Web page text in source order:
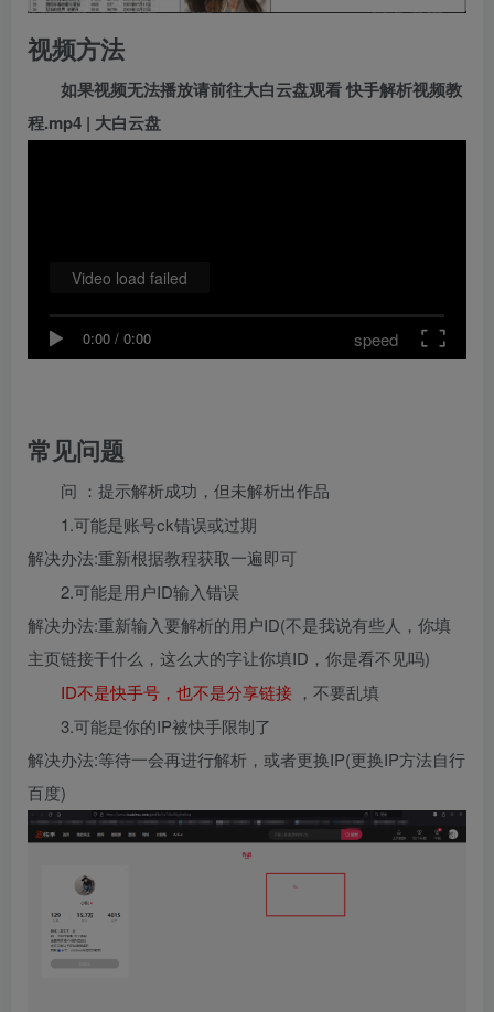
视频方法
如果视频无法播放请前往大白云盘观看快手解析视频教
程.mp4 | 大白云盘
0:00 / 0:00 speed
Video load failed
常见问题
问 ：提示解析成功，但未解析出作品
1.可能是账号ck错误或过期
解决办法:重新根据教程获取一遍即可
2.可能是用户ID输入错误
解决办法:重新输入要解析的用户ID(不是我说有些人，你填
主页链接干什么，这么大的字让你填ID，你是看不见吗)
ID不是快手号，也不是分享链接 ，不要乱填
3.可能是你的IP被快手限制了
解决办法:等待一会再进行解析，或者更换IP(更换IP方法自行
百度)